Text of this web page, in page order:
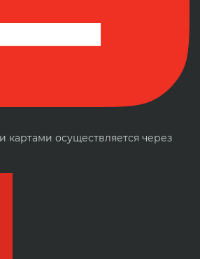
картами осуществляется через